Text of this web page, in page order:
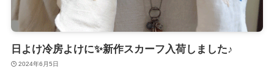
日よけ冷房よけに✨新作スカーフ入荷しました♪
2024年6月5日